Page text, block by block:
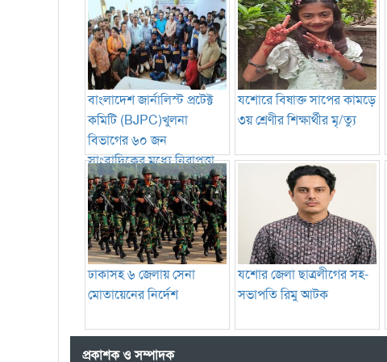
বাংলাদেশ জার্নালিস্ট প্রটেক্ট
কমিটি (BJPC)খুলনা
বিভাগের ৬০ জন
সাংবাদিকের মধ্যে নিরাপত্তা
সরঞ্জাম বিতরণ
যশোরে বিষাক্ত সাপের কামড়ে
৩য় শ্রেণীর শিক্ষার্থীর মৃ/ত্যু
ঢাকাসহ ৬ জেলায় সেনা
মোতায়েনের নির্দেশ
যশোর জেলা ছাত্রলীগের সহ-
সভাপতি রিমু আটক
প্রকাশক ও সম্পাদক